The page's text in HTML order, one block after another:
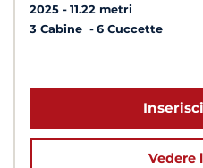
2025
11.22 metri
3 Cabine
6 Cuccette
Vedere